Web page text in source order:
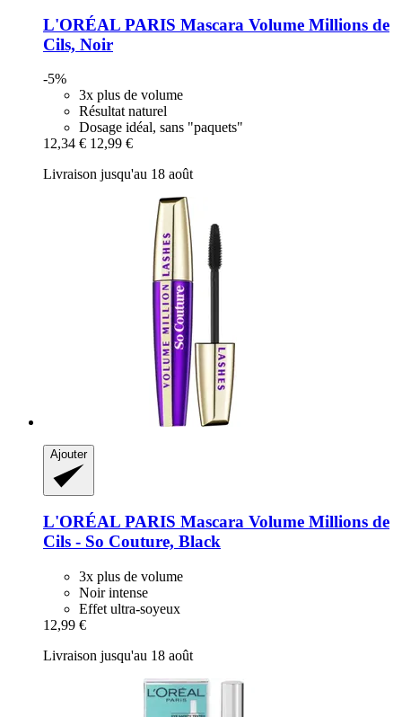
L'ORÉAL PARIS Mascara Volume Millions de
Cils, Noir
-5%
3x plus de volume
Résultat naturel
Dosage idéal, sans "paquets"
12,34 € 12,99 €
Livraison jusqu'au 18 août
Ajouter
L'ORÉAL PARIS Mascara Volume Millions de
Cils -​ So Couture, Black
3x plus de volume
Noir intense
Effet ultra-soyeux
12,99 €
Livraison jusqu'au 18 août